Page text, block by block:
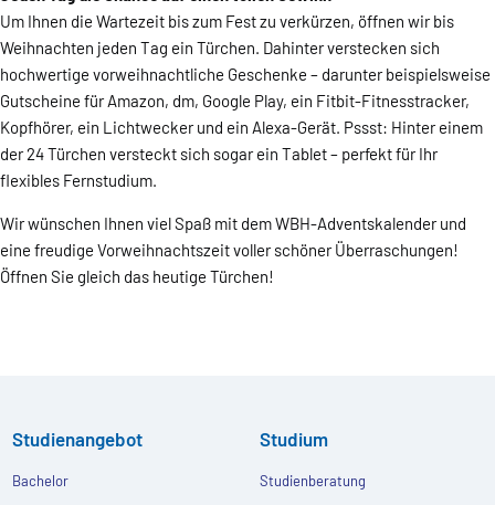
Um Ihnen die Wartezeit bis zum Fest zu verkürzen, öffnen wir bis
Weihnachten jeden Tag ein Türchen. Dahinter verstecken sich
hochwertige vorweihnachtliche Geschenke – darunter beispielsweise
Gutscheine für Amazon, dm, Google Play, ein Fitbit-Fitnesstracker,
Kopfhörer, ein Lichtwecker und ein Alexa-Gerät. Pssst: Hinter einem
der 24 Türchen versteckt sich sogar ein Tablet – perfekt für Ihr
flexibles Fernstudium.
Wir wünschen Ihnen viel Spaß mit dem WBH-Adventskalender und
eine freudige Vorweihnachtszeit voller schöner Überraschungen!
Öffnen Sie gleich das heutige Türchen!
Studienangebot
Bachelor
Studium
Studienberatung